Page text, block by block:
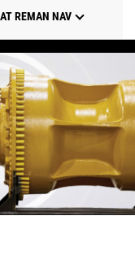
REMAN NAV